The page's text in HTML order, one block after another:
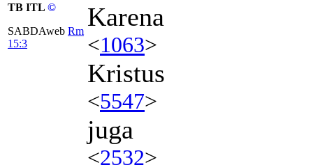
TB ITL ©
SABDAweb Rm
15:3
Karena
<1063>
Kristus
<5547>
juga
<2532>